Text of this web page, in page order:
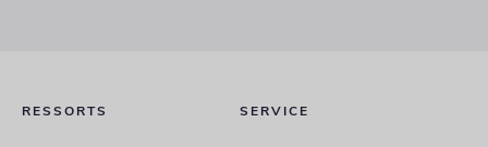
RESSORTS SERVICE